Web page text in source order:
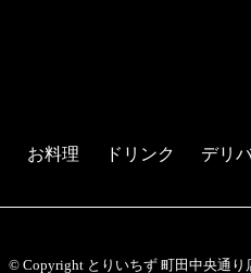
お料理 ドリンク デリ
© Copyright とりいちず 町田中央通り